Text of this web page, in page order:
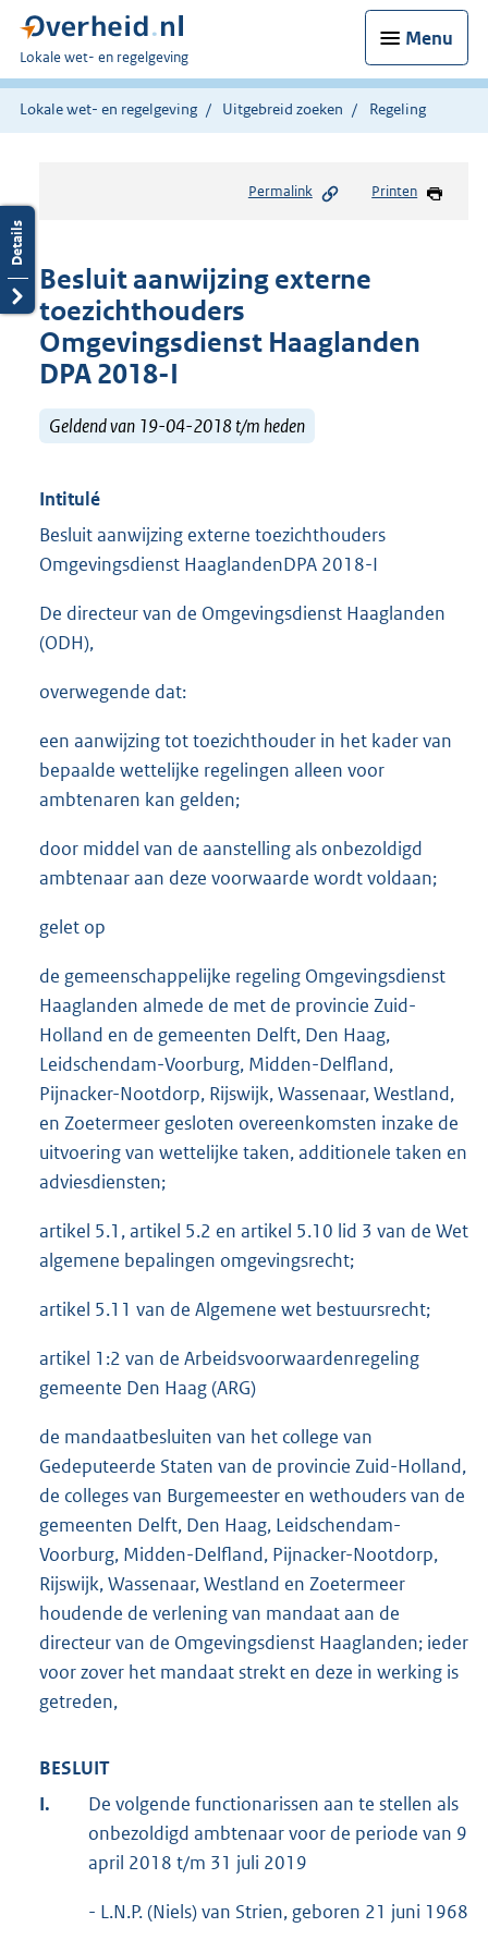
Menu
U
bent
hier:
Lokale wet- en regelgeving
Lokale wet- en regelgeving Uitgebreid zoeken Regeling
Permalink Printen
Besluit aanwijzing externe
toezichthouders
Omgevingsdienst Haaglanden
DPA 2018-I
Geldend van 19-04-2018 t/m heden
Intitulé
Besluit aanwijzing externe toezichthouders
Omgevingsdienst HaaglandenDPA 2018-I
De directeur van de Omgevingsdienst Haaglanden
(ODH),
overwegende dat:
een aanwijzing tot toezichthouder in het kader van
bepaalde wettelijke regelingen alleen voor
ambtenaren kan gelden;
door middel van de aanstelling als onbezoldigd
ambtenaar aan deze voorwaarde wordt voldaan;
gelet op
de gemeenschappelijke regeling Omgevingsdienst
Haaglanden almede de met de provincie Zuid-
Holland en de gemeenten Delft, Den Haag,
Leidschendam-Voorburg, Midden-Delfland,
Pijnacker-Nootdorp, Rijswijk, Wassenaar, Westland,
en Zoetermeer gesloten overeenkomsten inzake de
uitvoering van wettelijke taken, additionele taken en
adviesdiensten;
artikel 5.1, artikel 5.2 en artikel 5.10 lid 3 van de Wet
algemene bepalingen omgevingsrecht;
artikel 5.11 van de Algemene wet bestuursrecht;
artikel 1:2 van de Arbeidsvoorwaardenregeling
gemeente Den Haag (ARG)
de mandaatbesluiten van het college van
Gedeputeerde Staten van de provincie Zuid-Holland,
de colleges van Burgemeester en wethouders van de
gemeenten Delft, Den Haag, Leidschendam-
Voorburg, Midden-Delfland, Pijnacker-Nootdorp,
Rijswijk, Wassenaar, Westland en Zoetermeer
houdende de verlening van mandaat aan de
directeur van de Omgevingsdienst Haaglanden; ieder
voor zover het mandaat strekt en deze in werking is
getreden,
BESLUIT
I.
De volgende functionarissen aan te stellen als
onbezoldigd ambtenaar voor de periode van 9
april 2018 t/m 31 juli 2019
- L.N.P. (Niels) van Strien, geboren 21 juni 1968